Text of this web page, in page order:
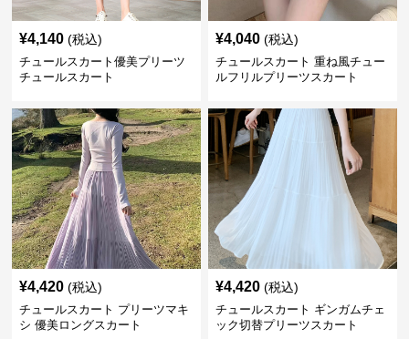
¥4,140 (税込)
チュールスカート優美プリーツ
チュールスカート
¥4,040 (税込)
チュールスカート 重ね風チュー
ルフリルプリーツスカート
¥4,420 (税込)
チュールスカート プリーツマキ
シ 優美ロングスカート
¥4,420 (税込)
チュールスカート ギンガムチェ
ック切替プリーツスカート